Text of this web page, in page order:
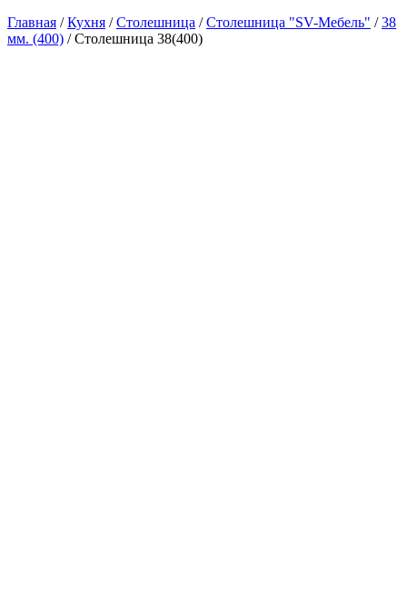
Главная /Кухня /Столешница /Столешница "SV-Мебель" /38
мм. (400) /Столешница 38(400)